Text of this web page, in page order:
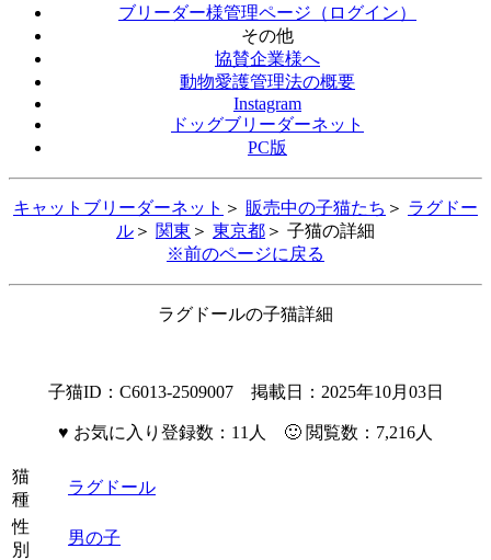
ブリーダー様管理ページ（ログイン）
その他
協賛企業様へ
動物愛護管理法の概要
Instagram
ドッグブリーダーネット
PC版
キャットブリーダーネット ＞ 販売中の子猫たち ＞ ラグドー
ル ＞ 関東 ＞ 東京都 ＞ 子猫の詳細
※前のページに戻る
ラグドールの子猫詳細
子猫ID：C6013-2509007 掲載日：2025年10月03日
♥ お気に入り登録数：11人 🙂 閲覧数：7,216人
猫
種
ラグドール
性
別
男の子